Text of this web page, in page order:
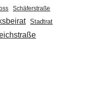
Schäferstraße
Stadtrat